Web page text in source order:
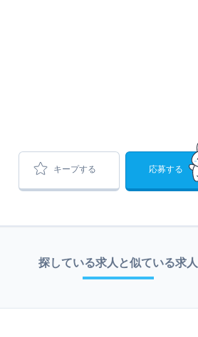
キープする 応募する
探している求人と似ている求人